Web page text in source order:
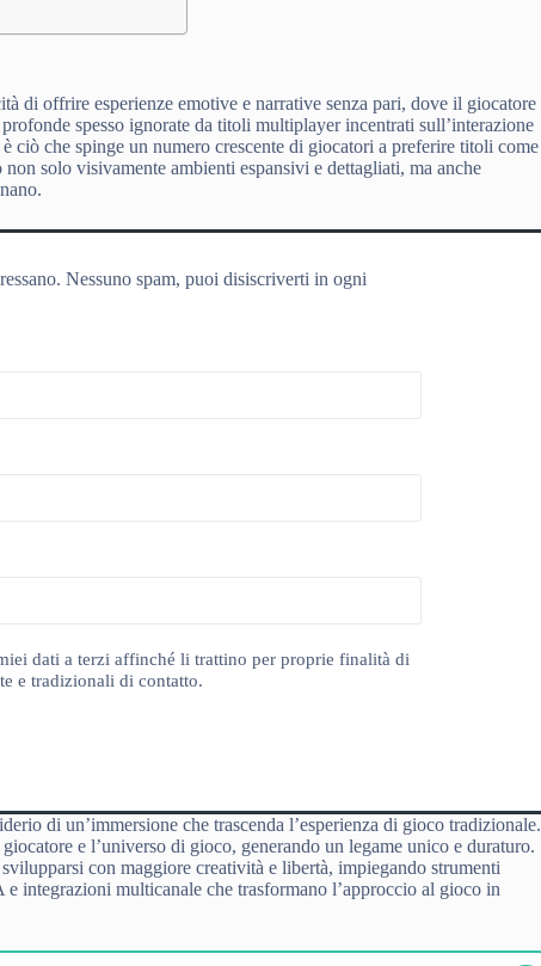
di offrire esperienze emotive e narrative senza pari, dove il giocatore
spesso ignorate da titoli multiplayer incentrati sull’interazione
ciò che spinge un numero crescente di giocatori a preferire titoli come
solo visivamente ambienti espansivi e dettagliati, ma anche
Nessuno spam, puoi disiscriverti in ogni
dati a terzi affinché li trattino per proprie finalità di
e tradizionali di contatto.
di un’immersione che trascenda l’esperienza di gioco tradizionale.
e l’universo di gioco, generando un legame unico e duraturo.
con maggiore creatività e libertà, impiegando strumenti
integrazioni multicanale che trasformano l’approccio al gioco in